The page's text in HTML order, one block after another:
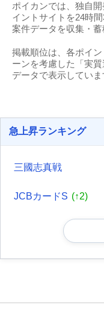
ポイカンでは、独自
イントサイトを24時
案件データを収集・蓄
掲載順位は、各ポイ
ーンを考慮した「実
データで表示していま
急上昇ランキング
三國志真戦
JCBカードS (↑2)